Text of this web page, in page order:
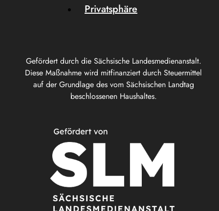
Gefördert durch die Sächsische Landesmedienanstalt.
Diese Maßnahme wird mitfinanziert durch Steuermittel
auf der Grundlage des vom Sächsischen Landtag
beschlossenen Haushaltes.
Privatsphäre